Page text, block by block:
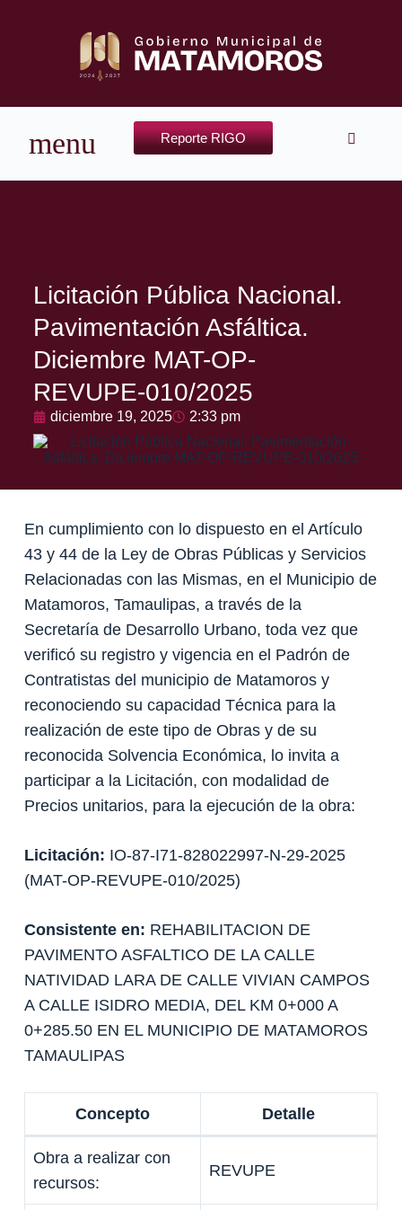
Reporte RIGO
Licitación Pública Nacional.
Pavimentación Asfáltica.
Diciembre MAT-OP-
REVUPE-010/2025
diciembre 19, 2025 2:33 pm
En cumplimiento con lo dispuesto en el Artículo
43 y 44 de la Ley de Obras Públicas y Servicios
Relacionadas con las Mismas, en el Municipio de
Matamoros, Tamaulipas, a través de la
Secretaría de Desarrollo Urbano, toda vez que
verificó su registro y vigencia en el Padrón de
Contratistas del municipio de Matamoros y
reconociendo su capacidad Técnica para la
realización de este tipo de Obras y de su
reconocida Solvencia Económica, lo invita a
participar a la Licitación, con modalidad de
Precios unitarios, para la ejecución de la obra:
Licitación: IO-87-I71-828022997-N-29-2025
(MAT-OP-REVUPE-010/2025)
Consistente en: REHABILITACION DE
PAVIMENTO ASFALTICO DE LA CALLE
NATIVIDAD LARA DE CALLE VIVIAN CAMPOS
A CALLE ISIDRO MEDIA, DEL KM 0+000 A
0+285.50 EN EL MUNICIPIO DE MATAMOROS
TAMAULIPAS
Concepto Detalle
Obra a realizar con
recursos:
REVUPE